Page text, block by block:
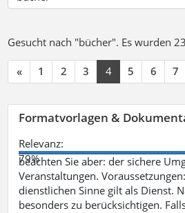
Gesucht nach "bücher". Es wurden
« 1 2 3 4 5 6 7
Formatvorlagen &
Relevanz:
79%
beachten Sie aber: der sichere
Veranstaltungen.
dienstlichen Sinne gilt als Dienst.
besonders zu berücksichtigen.